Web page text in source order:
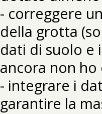
- correggere
della grotta
dati di suolo e
ancora non ho
- integrare i
garantire la